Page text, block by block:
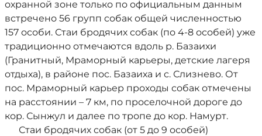
охранной зоне только по официальным данным
встречено 56 групп собак общей численностью
157 особи. Стаи бродячих собак (по 4-8 особей) уже
традиционно отмечаются вдоль р. Базаихи
(Гранитный, Мраморный карьеры, детские лагеря
отдыха), в районе пос. Базаиха и с. Слизнево. От
пос. Мраморный карьер проходы собак отмечены
на расстоянии – 7 км, по проселочной дороге до
кор. Сынжул и далее по тропе до кор. Намурт.
Стаи бродячих собак (от 5 до 9 особей)